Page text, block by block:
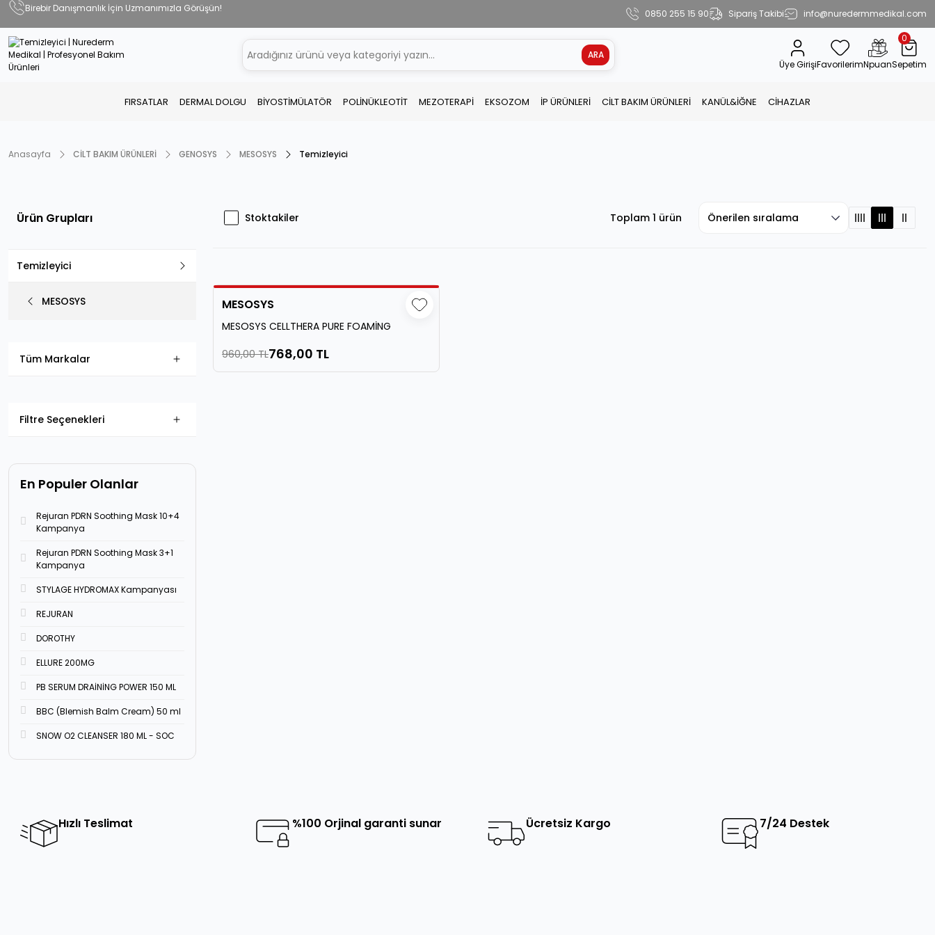
Birebir Danışmanlık İçin Uzmanımızla Görüşün! 0850 255 15 90 Sipariş Takibi info@nuredermmedikal.com
ARA
Üye GirişiFavorilerimNpuanSepetim
0
FIRSATLAR DERMAL DOLGU BİYOSTİMÜLATÖR POLİNÜKLEOTİT MEZOTERAPİ EKSOZOM İP ÜRÜNLERİ CİLT BAKIM ÜRÜNLERİ KANÜL&İĞNE CİHAZLAR
Anasayfa CİLT BAKIM ÜRÜNLERİ GENOSYS MESOSYS Temizleyici
Ürün Grupları
Temizleyici
MESOSYS
Tüm Markalar
Filtre Seçenekleri
En Populer Olanlar
Rejuran PDRN Soothing Mask 10+4
Kampanya
Rejuran PDRN Soothing Mask 3+1
Kampanya
STYLAGE HYDROMAX Kampanyası
REJURAN
DOROTHY
ELLURE 200MG
PB SERUM DRAİNİNG POWER 150 ML
BBC (Blemish Balm Cream) 50 ml
SNOW O2 CLEANSER 180 ML - SOC
Stoktakiler Toplam 1 ürün
MESOSYS
MESOSYS CELLTHERA PURE FOAMİNG
960,00 TL768,00 TL
Hızlı Teslimat %100 Orjinal garanti sunar Ücretsiz Kargo 7/24 Destek